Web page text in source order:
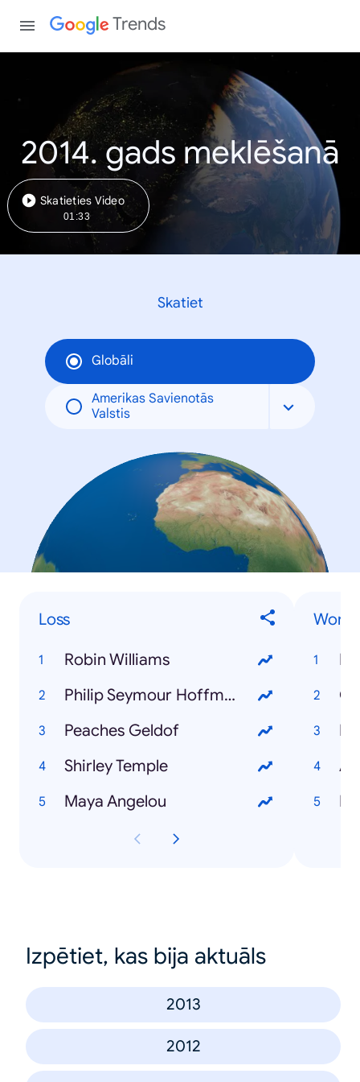
Trends
2014. gads meklēšanā
Skatieties Video
01:33
Skatiet
Globāli
Amerikas Savienotās
Valstis
Loss
Robin Williams
Philip Seymour Hoffman
Peaches Geldof
Shirley Temple
Maya Angelou
World
Izpētiet, kas bija aktuāls
2013
2012